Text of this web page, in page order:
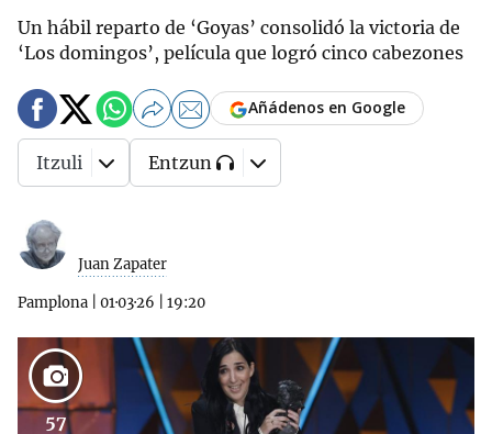
Un hábil reparto de ‘Goyas’ consolidó la victoria de
‘Los domingos’, película que logró cinco cabezones
Juan Zapater
Pamplona 01·03·26 19:20
Añádenos en Google
Itzuli Entzun
57